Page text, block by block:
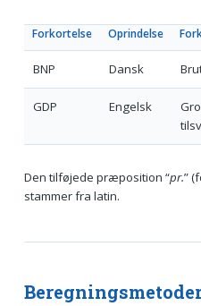
Forkortelse Oprindelse
BNP Dansk
GDP Engelsk
Den tilføjede præposition “pr.”
stammer fra latin.